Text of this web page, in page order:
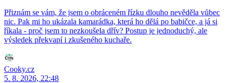
Přiznám se vám, že jsem o obráceném řízku dlouho nevěděla vůbec
nic. Pak mi ho ukázala kamarádka, která ho dělá po babičce, a já si
říkala - proč jsem to nezkoušela dřív? Postup je jednoduchý, ale
výsledek překvapí i zkušeného kuchaře.
Cooky.cz
5. 8. 2026, 22:48